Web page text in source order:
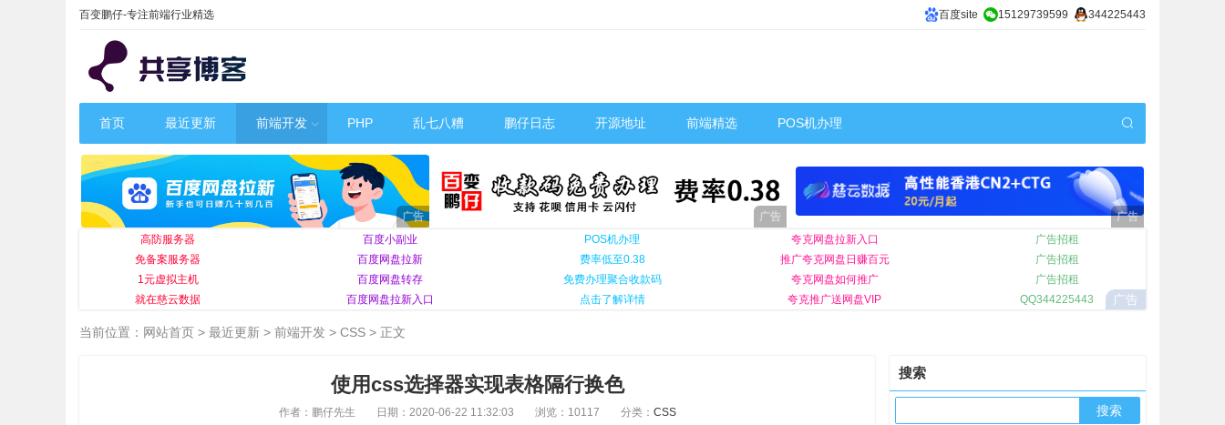
百变鹏仔-专注前端行业精选 百度site 15129739599 344225443
首页 最近更新 前端开发 PHP 乱七八糟 鹏仔日志 开源地址 前端精选 POS机办理
广告
高防服务器
免备案服务器
1元虚拟主机
就在慈云数据
百度小副业
百度网盘拉新
百度网盘转存
百度网盘拉新入口
POS机办理
费率低至0.38
免费办理聚合收款码
点击了解详情
夸克网盘拉新入口
推广夸克网盘日赚百元
夸克网盘如何推广
夸克推广送网盘VIP
广告招租
广告招租
广告招租
QQ344225443
当前位置： 网站首页 > 最近更新 > 前端开发 > CSS > 正文
使用css选择器实现表格隔行换色
作者：鹏仔先生 日期：2020-06-22 11:32:03 浏览：10117 分类： CSS
搜索